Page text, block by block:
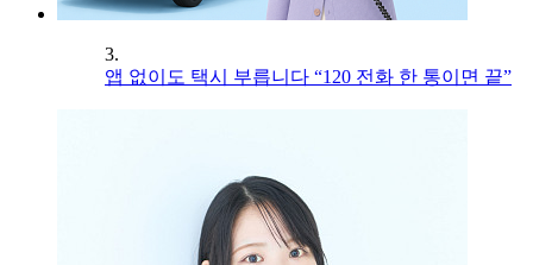
3.
앱 없이도 택시 부릅니다 “120 전화 한 통이면 끝”